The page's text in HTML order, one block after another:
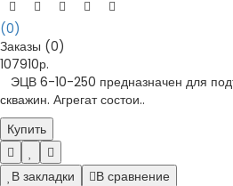
(0)
Заказы (0)
107910р.
ЭЦВ 6-10-250 предназначен для
скважин. Агрегат состои..
Купить
В закладки В сравнение